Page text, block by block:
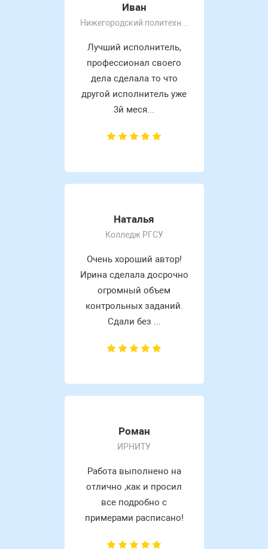
Иван
Лучший исполнитель,
профессионал своего
дела сделала то что
другой исполнитель уже
3й меся...
Наталья
Колледж РГСУ
Очень хороший автор!
Ирина сделала досрочно
огромный объем
контрольных заданий.
Сдали без ...
Роман
ИРНИТУ
Работа выполнено на
отлично ,как и просил
все подробно с
примерами расписано!